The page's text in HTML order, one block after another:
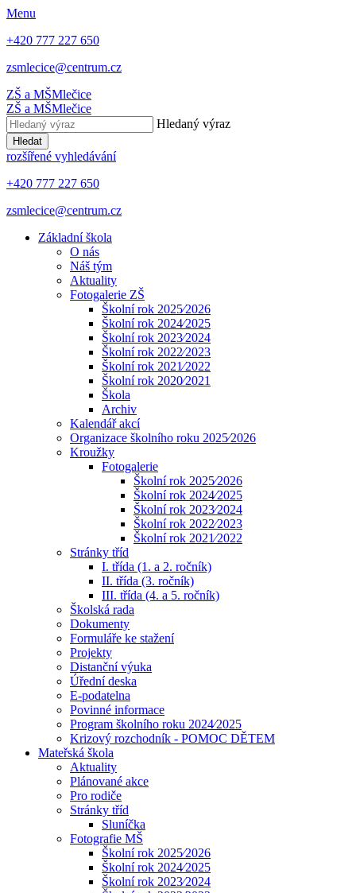
Menu
+420 777 227 650
zsmlecice@centrum.cz
ZŠ a MŠMlečice
ZŠ a MŠMlečice
Hledaný výraz
Hledat
rozšířené vyhledávání
+420 777 227 650
zsmlecice@centrum.cz
Základní škola
O nás
Náš tým
Aktuality
Fotogalerie ZŠ
Školní rok 2025⁄2026
Školní rok 2024⁄2025
Školní rok 2023⁄2024
Školní rok 2022⁄2023
Školní rok 2021⁄2022
Školní rok 2020⁄2021
Škola
Archiv
Kalendář akcí
Organizace školního roku 2025⁄2026
Kroužky
Fotogalerie
Školní rok 2025⁄2026
Školní rok 2024⁄2025
Školní rok 2023⁄2024
Školní rok 2022⁄2023
Školní rok 2021⁄2022
Stránky tříd
I. třída (1. a 2. ročník)
II. třída (3. ročník)
III. třída (4. a 5. ročník)
Školská rada
Dokumenty
Formuláře ke stažení
Projekty
Distanční výuka
Úřední deska
E-podatelna
Povinné informace
Program školního roku 2024⁄2025
Krizový rozchodník - POMOC DĚTEM
Mateřská škola
Aktuality
Plánované akce
Pro rodiče
Stránky tříd
Sluníčka
Fotografie MŠ
Školní rok 2025⁄2026
Školní rok 2024⁄2025
Školní rok 2023⁄2024